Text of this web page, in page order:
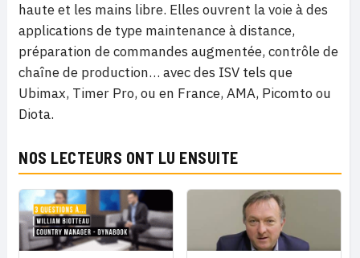
haute et les mains libre. Elles ouvrent la voie à des
applications de type maintenance à distance,
préparation de commandes augmentée, contrôle de
chaîne de production… avec des ISV tels que
Ubimax, Timer Pro, ou en France, AMA, Picomto ou
Diota.
NOS LECTEURS ONT LU ENSUITE